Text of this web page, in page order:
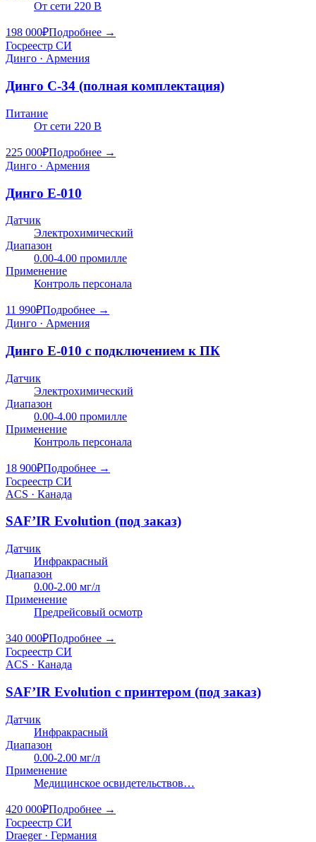
От сети 220 В
198 000₽Подробнее →
Госреестр СИ
Динго · Армения
Динго C-34 (полная комплектация)
Питание
От сети 220 В
225 000₽Подробнее →
Динго · Армения
Динго Е-010
Датчик
Электрохимический
Диапазон
0.00-4.00 промилле
Применение
Контроль персонала
11 990₽Подробнее →
Динго · Армения
Динго Е-010 с подключением к ПК
Датчик
Электрохимический
Диапазон
0.00-4.00 промилле
Применение
Контроль персонала
18 900₽Подробнее →
Госреестр СИ
ACS · Канада
SAF’IR Evolution (под заказ)
Датчик
Инфракрасный
Диапазон
0.00-2.00 мг/л
Применение
Предрейсовый осмотр
340 000₽Подробнее →
Госреестр СИ
ACS · Канада
SAF’IR Evolution с принтером (под заказ)
Датчик
Инфракрасный
Диапазон
0.00-2.00 мг/л
Применение
Медицинское освидетельствов…
420 000₽Подробнее →
Госреестр СИ
Draeger · Германия